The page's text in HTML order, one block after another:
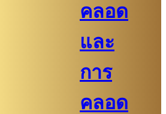
คลอด
และ
การ
คลอด